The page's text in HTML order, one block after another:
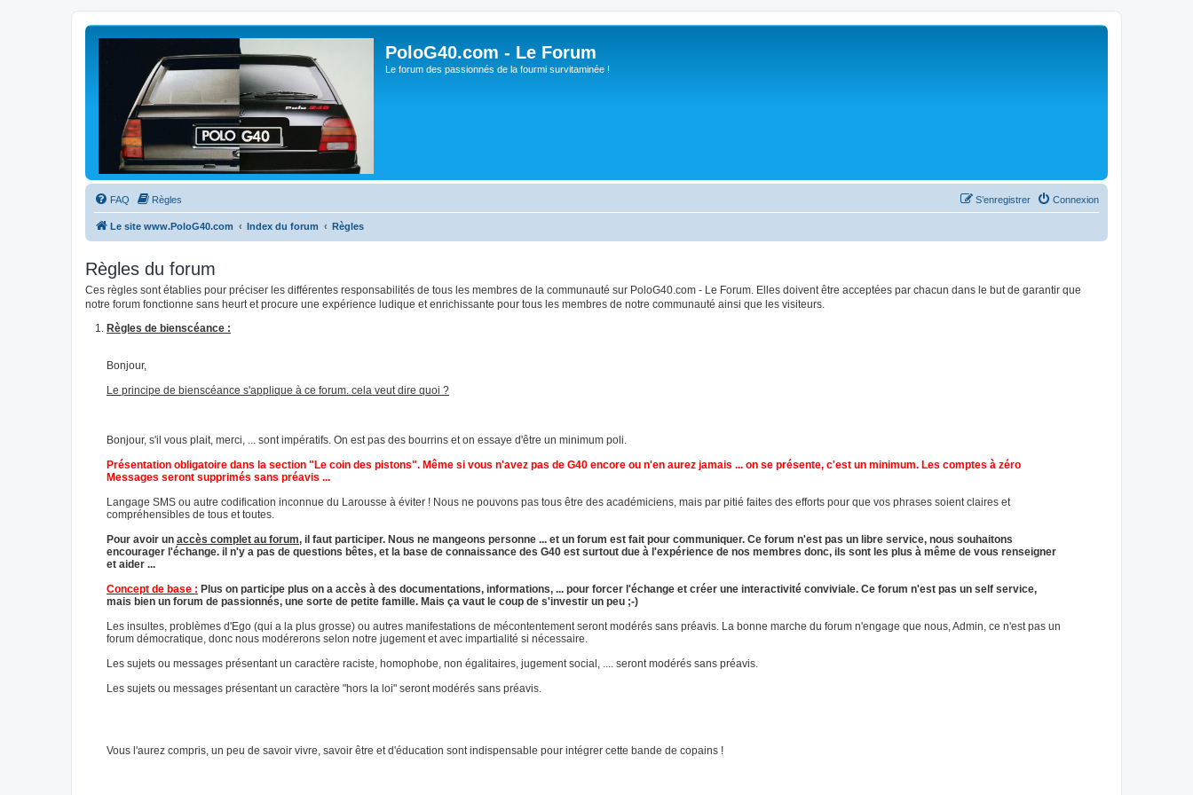
PoloG40.com - Le Forum
Le forum des passionnés de la fourmi survitaminée !
FAQ Règles Connexion
S’enregistrer
Le site www.PoloG40.com Index du forum Règles
Règles du forum
Ces règles sont établies pour préciser les différentes responsabilités de tous les membres de la communauté sur PoloG40.com - Le Forum. Elles doivent être acceptées par chacun dans le but de garantir que
notre forum fonctionne sans heurt et procure une expérience ludique et enrichissante pour tous les membres de notre communauté ainsi que les visiteurs.
Règles de bienscéance :
Bonjour,
Le principe de bienscéance s'applique à ce forum. cela veut dire quoi ?
Bonjour, s'il vous plait, merci, ... sont impératifs. On est pas des bourrins et on essaye d'être un minimum poli.
Présentation obligatoire dans la section "Le coin des pistons". Même si vous n'avez pas de G40 encore ou n'en aurez jamais ... on se présente, c'est un minimum. Les comptes à zéro
Messages seront supprimés sans préavis ...
Langage SMS ou autre codification inconnue du Larousse à éviter ! Nous ne pouvons pas tous être des académiciens, mais par pitié faites des efforts pour que vos phrases soient claires et
compréhensibles de tous et toutes.
Pour avoir un accès complet au forum, il faut participer. Nous ne mangeons personne ... et un forum est fait pour communiquer. Ce forum n'est pas un libre service, nous souhaitons
encourager l'échange. il n'y a pas de questions bêtes, et la base de connaissance des G40 est surtout due à l'expérience de nos membres donc, ils sont les plus à même de vous renseigner
et aider ...
Concept de base : Plus on participe plus on a accès à des documentations, informations, ... pour forcer l'échange et créer une interactivité conviviale. Ce forum n'est pas un self service,
mais bien un forum de passionnés, une sorte de petite famille. Mais ça vaut le coup de s'investir un peu ;-)
Les insultes, problèmes d'Ego (qui a la plus grosse) ou autres manifestations de mécontentement seront modérés sans préavis. La bonne marche du forum n'engage que nous, Admin, ce n'est pas un
forum démocratique, donc nous modérerons selon notre jugement et avec impartialité si nécessaire.
Les sujets ou messages présentant un caractère raciste, homophobe, non égalitaires, jugement social, .... seront modérés sans préavis.
Les sujets ou messages présentant un caractère "hors la loi" seront modérés sans préavis.
Vous l'aurez compris, un peu de savoir vivre, savoir être et d'éducation sont indispensable pour intégrer cette bande de copains !